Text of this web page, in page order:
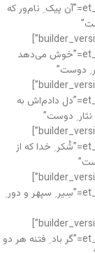
[/et_pb_accordion_item][et_pb_accordion_item title=”آن پیک ِ نام‌ور که
_builder_version=”4.6.1″ _module_preset=”default” open=”off”]
[/et_pb_accordion_item][et_pb_accordion_item title=”خوش می‌دهد
دوست”
_builder_version=”4.6.1″ _module_preset=”default” open=”off”]
[/et_pb_accordion_item][et_pb_accordion_item title=”دل دادم‌اش به
دوست”
_builder_version=”4.6.1″ _module_preset=”default” open=”off”]
[/et_pb_accordion_item][et_pb_accordion_item title=”شُکر ِ خدا که از
_builder_version=”4.6.1″ _module_preset=”default” open=”off”]
[/et_pb_accordion_item][et_pb_accordion_item title=”سِیر ِ سپهر و دور ِ
_builder_version=”4.6.1″ _module_preset=”default” open=”off”]
[/et_pb_accordion_item][et_pb_accordion_item title=”گر باد ِ فتنه هر دو